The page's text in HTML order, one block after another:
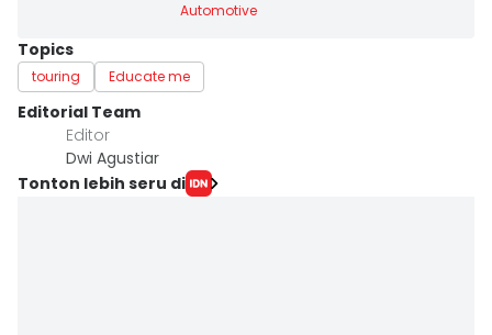
Automotive
Topics
touring Educate me
Editorial Team
Editor
Dwi Agustiar
Tonton lebih seru di